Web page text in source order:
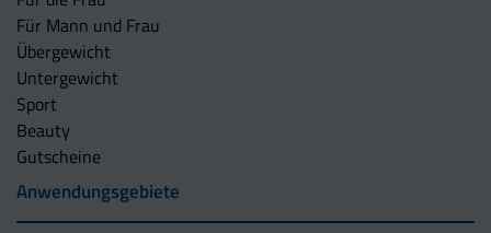
Für Mann und Frau
Übergewicht
Untergewicht
Sport
Beauty
Gutscheine
Anwendungsgebiete